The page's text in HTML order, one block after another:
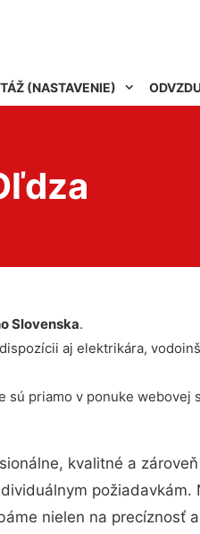
(NASTAVENIE)
Slovenska.
aj elektrikára,
sú priamo v ponuke webovej
kvalitné a
požiadavkám.
nielen na precíznosť